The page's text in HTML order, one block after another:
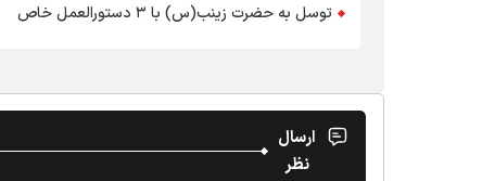
توسل به حضرت زینب(س) با ۳ دستورالعمل خاص
ارسال
نظر